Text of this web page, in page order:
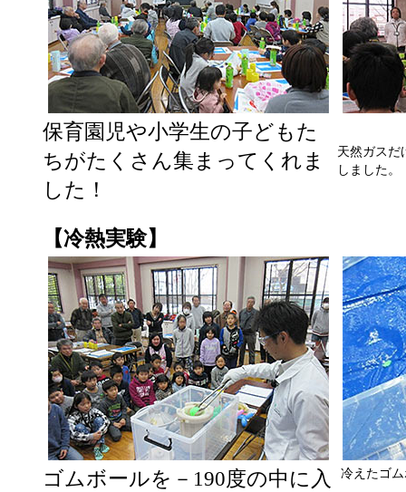
保育園児や小学生の子どもた
ちがたくさん集まってくれま
した！
天然ガスだ
しました。
【冷熱実験】
ゴムボールを－190度の中に入
冷えたゴ